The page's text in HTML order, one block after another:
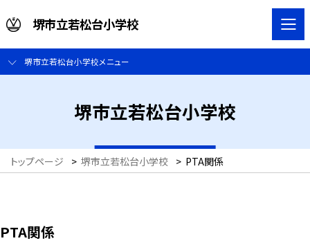
堺市立若松台小学校
堺市立若松台小学校メニュー
堺市立若松台小学校
トップページ > 堺市立若松台小学校 > PTA関係
PTA関係